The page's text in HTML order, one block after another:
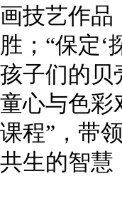
画技艺作品
胜；“保定‘
孩子们的贝
童心与色彩
课程”，带
共生的智慧